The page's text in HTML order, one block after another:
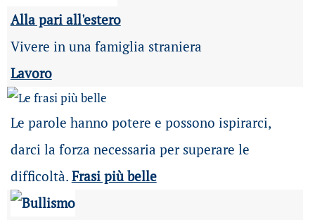
Alla pari all'estero
Vivere in una famiglia straniera
Lavoro
Le parole hanno potere e possono ispirarci,
darci la forza necessaria per superare le
difficoltà. Frasi più belle